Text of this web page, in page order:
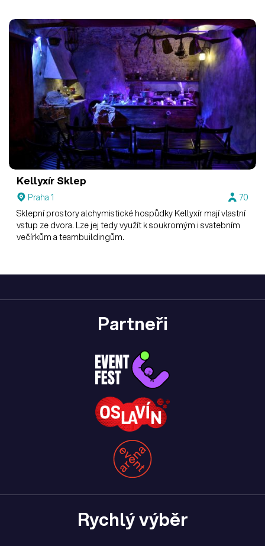
Kellyxír Sklep
Praha 1
70
Sklepní prostory alchymistické hospůdky Kellyxír mají vlastní
vstup ze dvora. Lze jej tedy využít k soukromým i svatebním
večírkům a teambuildingům.
Partneři
Rychlý výběr